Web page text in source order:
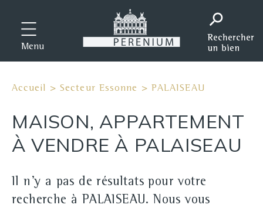
Menu
Accueil >Secteur Essonne > PALAISEAU
MAISON, APPARTEMENT
À VENDRE À PALAISEAU
Il n'y a pas de résultats pour votre
recherche à PALAISEAU. Nous vous